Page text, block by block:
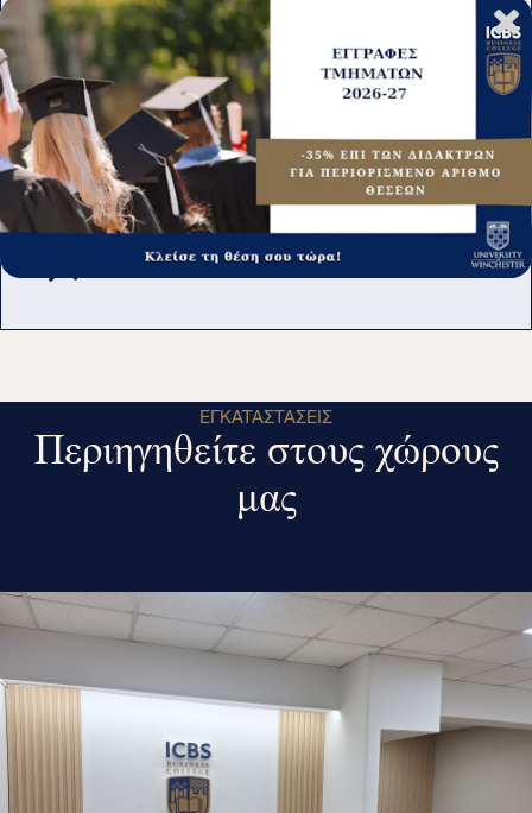
Βιωσιμότητας
PG CERTIFICATE IN MANAGEMENT STUDIES
Post Graduate Certificate in
Management Studies
ΕΓΚΑΤΑΣΤΆΣΕΙΣ
Περιηγηθείτε στους χώρους
μας